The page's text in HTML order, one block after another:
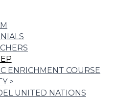
ENRICHMENT COURSE
>
UNITED NATIONS